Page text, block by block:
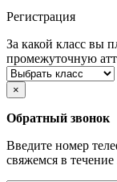
Регистрация
За какой класс вы
промежуточную
×
Обратный звонок
Введите номер
свяжемся в